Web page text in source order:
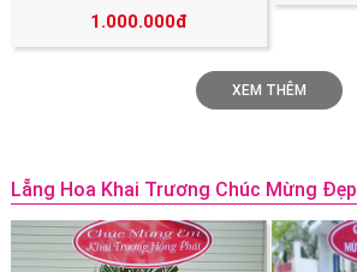
1.000.000đ
XEM THÊM
Lẵng Hoa Khai Trương Chúc Mừng Đẹp